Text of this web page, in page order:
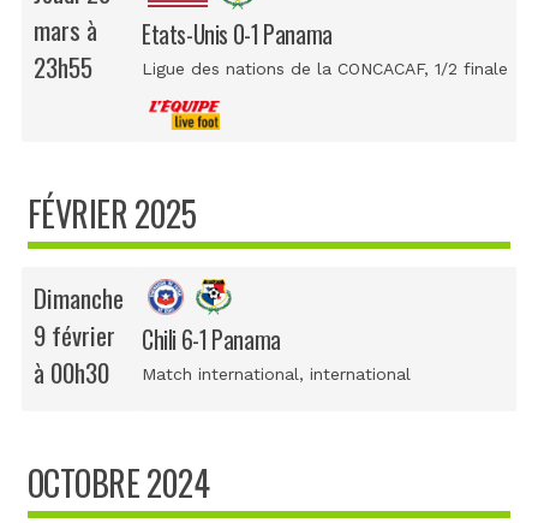
mars à
23h55
Etats-Unis 0-1 Panama
Ligue des nations de la CONCACAF, 1/2 finale
FÉVRIER 2025
Dimanche
9 février
à 00h30
Chili 6-1 Panama
Match international, international
OCTOBRE 2024